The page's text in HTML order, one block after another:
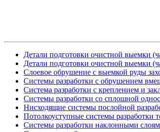
Детали подготовки очистной выемки
Детали подготовки очистной выемки
Cлоевое обрушение с выемкой руды
Системы разработки с обрушением
Система разработки с креплением и
Системы разработки со сплошной
Нисходящие системы послойной
Потолкоуступные системы разработки
Системы разработки наклонными